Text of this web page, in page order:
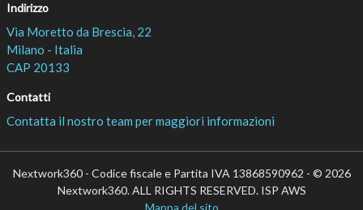
Indirizzo
Via Moretto da Brescia, 22
Milano - Italia
CAP 20133
Contatti
Contatta il nostro team per maggiori informazioni
Nextwork360 - Codice fiscale e Partita IVA 13868590962 - © 2026
Nextwork360. ALL RIGHTS RESERVED. ISP AWS
Mappa del sito